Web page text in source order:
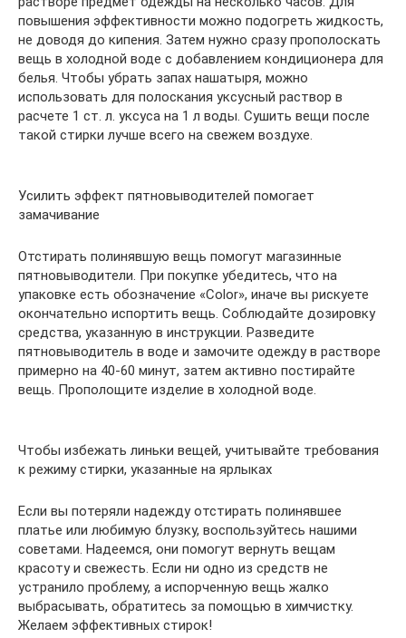
повышения эффективности можно подогреть жидкость,
не доводя до кипения. Затем нужно сразу прополоскать
вещь в холодной воде с добавлением кондиционера для
белья. Чтобы убрать запах нашатыря, можно
использовать для полоскания уксусный раствор в
расчете 1 ст. л. уксуса на 1 л воды. Сушить вещи после
такой стирки лучше всего на свежем воздухе.
Усилить эффект пятновыводителей помогает
замачивание
Отстирать полинявшую вещь помогут магазинные
пятновыводители. При покупке убедитесь, что на
упаковке есть обозначение «Color», иначе вы рискуете
окончательно испортить вещь. Соблюдайте дозировку
средства, указанную в инструкции. Разведите
пятновыводитель в воде и замочите одежду в растворе
примерно на 40-60 минут, затем активно постирайте
вещь. Прополощите изделие в холодной воде.
Чтобы избежать линьки вещей, учитывайте требования
к режиму стирки, указанные на ярлыках
Если вы потеряли надежду отстирать полинявшее
платье или любимую блузку, воспользуйтесь нашими
советами. Надеемся, они помогут вернуть вещам
красоту и свежесть. Если ни одно из средств не
устранило проблему, а испорченную вещь жалко
выбрасывать, обратитесь за помощью в химчистку.
Желаем эффективных стирок!